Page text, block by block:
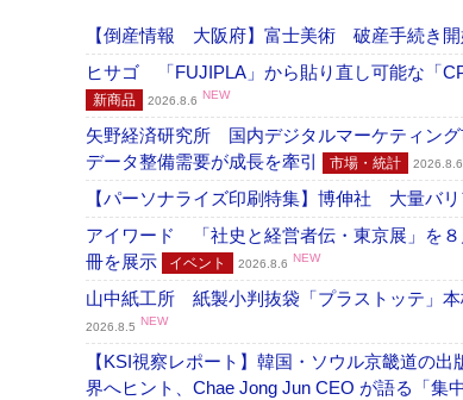
【倒産情報 大阪府】富士美術 破産手続き開
ヒサゴ 「FUJIPLA」から貼り直し可能な「
新商品 2026.8.6 NEW
矢野経済研究所 国内デジタルマーケティン
データ整備需要が成長を牽引
市場・統計 2026.8.6
【パーソナライズ印刷特集】博伸社 大量バ
アイワード 「社史と経営者伝・東京展」を
冊を展示
イベント 2026.8.6 NEW
山中紙工所 紙製小判抜袋「プラストッテ」
2026.8.5 NEW
【KSI視察レポート】韓国・ソウル京畿道の
界へヒント、Chae Jong Jun CEO が語る「集